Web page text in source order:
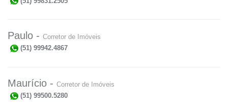
Paulo - Corretor de Imóveis
(51) 99942.4867
Maurício - Corretor de Imóveis
(51) 99500.5280